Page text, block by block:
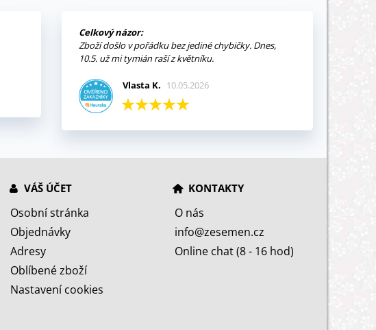
Celkový názor:
Zboží došlo v pořádku bez jediné chybičky. Dnes,
10.5. už mi tymián raší z květníku.
Vlasta K. 10.05.2026
VÁŠ ÚČET
Osobní stránka
Objednávky
Adresy
Oblíbené zboží
Nastavení cookies
KONTAKTY
O nás
info@zesemen.cz
Online chat (8 - 16 hod)